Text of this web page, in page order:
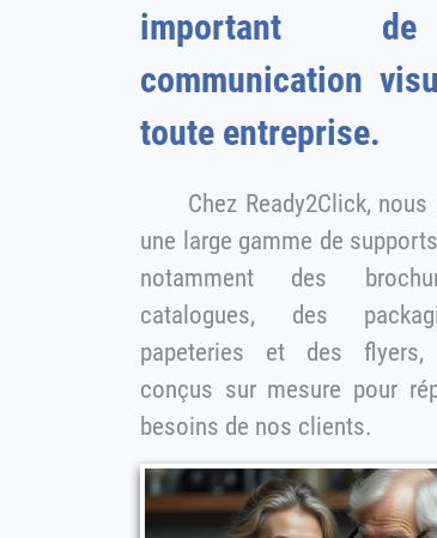
important
communication
toute entreprise.
Chez Ready2Click,
une large gamme de supports imprimés,
notamment des
catalogues, des packaging, des
papeteries et des
conçus sur mesure pour répondre aux
besoins de nos clients.